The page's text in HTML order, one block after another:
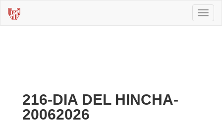
216-DIA DEL HINCHA-
20062026